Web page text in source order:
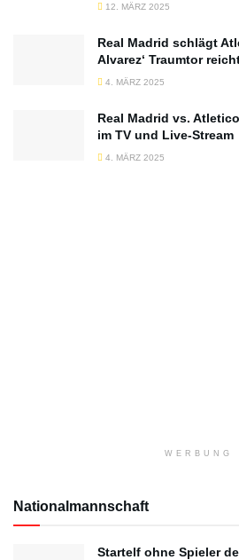
12. MÄRZ 2025
Real Madrid schlägt
Alvarez‘ Traumtor
4. MÄRZ 2025
Real Madrid vs.
im TV und Live-Stream
4. MÄRZ 2025
WERBUNG
Nationalmannschaft
Startelf ohne Spieler